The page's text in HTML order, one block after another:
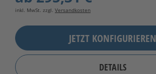
inkl. MwSt. zzgl. Versandkosten
JETZT KONFIGURIEREN
DETAILS